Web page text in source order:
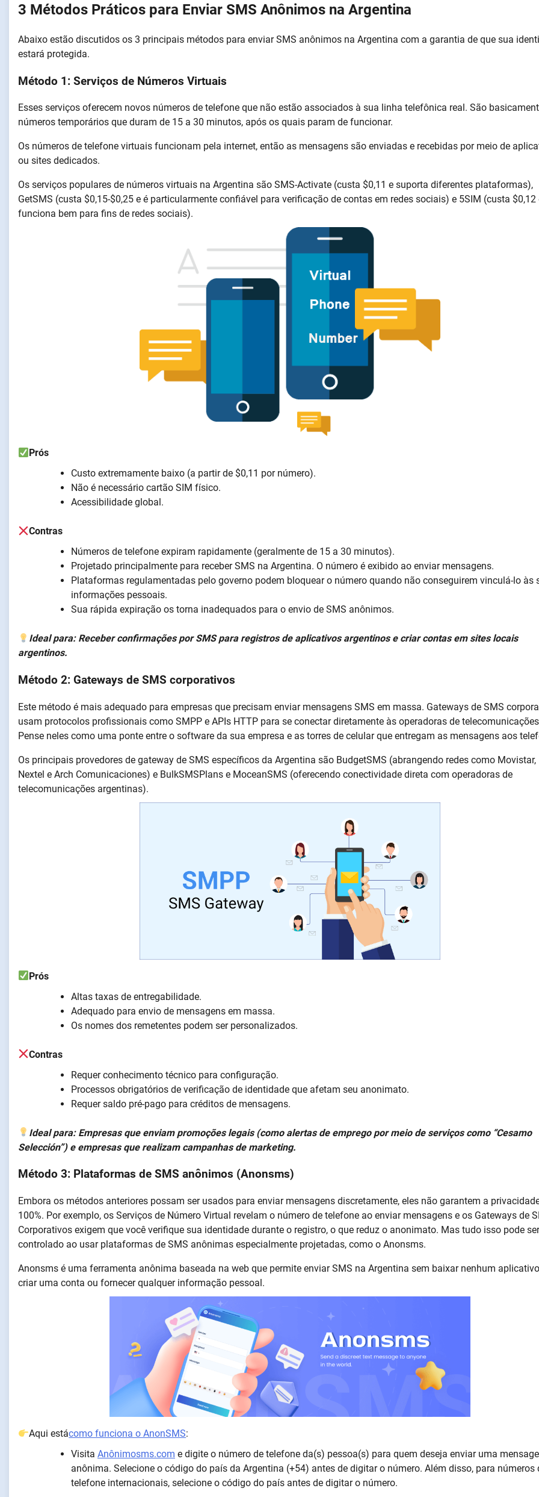
3 Métodos Práticos para Enviar SMS Anônimos na Argentina
Abaixo estão discutidos os 3 principais métodos para enviar SMS anônimos na Argentina com a garantia de que sua
estará protegida.
Método 1: Serviços de Números Virtuais
Esses serviços oferecem novos números de telefone que não estão associados à sua linha telefônica real. São
números temporários que duram de 15 a 30 minutos, após os quais param de funcionar.
Os números de telefone virtuais funcionam pela internet, então as mensagens são enviadas e recebidas por meio de
ou sites dedicados.
Os serviços populares de números virtuais na Argentina são SMS-Activate (custa $0,11 e suporta diferentes plataformas),
GetSMS (custa $0,15-$0,25 e é particularmente confiável para verificação de contas em redes sociais) e 5SIM (custa $0,12
funciona bem para fins de redes sociais).
Prós
Custo extremamente baixo (a partir de $0,11 por número).
Não é necessário cartão SIM físico.
Acessibilidade global.
Contras
Números de telefone expiram rapidamente (geralmente de 15 a 30 minutos).
Projetado principalmente para receber SMS na Argentina. O número é exibido ao enviar mensagens.
Plataformas regulamentadas pelo governo podem bloquear o número quando não conseguirem vinculá-lo às
informações pessoais.
Sua rápida expiração os torna inadequados para o envio de SMS anônimos.
Ideal para: Receber confirmações por SMS para registros de aplicativos argentinos e criar contas em sites locais
argentinos.
Método 2: Gateways de SMS corporativos
Este método é mais adequado para empresas que precisam enviar mensagens SMS em massa. Gateways de SMS
usam protocolos profissionais como SMPP e APIs HTTP para se conectar diretamente às operadoras de
Pense neles como uma ponte entre o software da sua empresa e as torres de celular que entregam as mensagens aos
Os principais provedores de gateway de SMS específicos da Argentina são BudgetSMS (abrangendo redes como Movistar,
Nextel e Arch Comunicaciones) e BulkSMSPlans e MoceanSMS (oferecendo conectividade direta com operadoras de
telecomunicações argentinas).
Prós
Altas taxas de entregabilidade.
Adequado para envio de mensagens em massa.
Os nomes dos remetentes podem ser personalizados.
Contras
Requer conhecimento técnico para configuração.
Processos obrigatórios de verificação de identidade que afetam seu anonimato.
Requer saldo pré-pago para créditos de mensagens.
Ideal para: Empresas que enviam promoções legais (como alertas de emprego por meio de serviços como “Cesamo
Selección”) e empresas que realizam campanhas de marketing.
Método 3: Plataformas de SMS anônimos (Anonsms)
Embora os métodos anteriores possam ser usados para enviar mensagens discretamente, eles não garantem a
100%. Por exemplo, os Serviços de Número Virtual revelam o número de telefone ao enviar mensagens e os Gateways de
Corporativos exigem que você verifique sua identidade durante o registro, o que reduz o anonimato. Mas tudo isso pode ser
controlado ao usar plataformas de SMS anônimas especialmente projetadas, como o Anonsms.
Anonsms é uma ferramenta anônima baseada na web que permite enviar SMS na Argentina sem baixar nenhum
criar uma conta ou fornecer qualquer informação pessoal.
Aqui estácomo funciona o AnonSMS:
Visita Anônimosms.com e digite o número de telefone da(s) pessoa(s) para quem deseja enviar uma
anônima. Selecione o código do país da Argentina (+54) antes de digitar o número. Além disso, para números
telefone internacionais, selecione o código do país antes de digitar o número.